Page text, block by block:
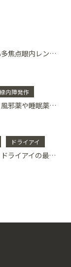
強い近視の方にも多焦点眼内レンズという選択肢 3焦点眼内レンズ「アクリバトリノバPro」とは
内障発作
【専門医が解説】風邪薬や睡眠薬で失明の危険も！？急性緑内障発作とは
ドライアイ
【専門医が解説】ドライアイの最新治療 〜IPL治療とは？〜